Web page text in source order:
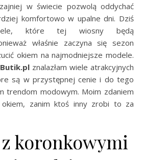
w świecie pozwolą oddychać
komfortowo w upalne dni. Dziś
które tej wiosny będą
właśnie zaczyna się sezon
okiem na najmodniejsze modele.
znalazłam wiele atrakcyjnych
są w przystępnej cenie i do tego
trendom modowym. Moim zdaniem
zanim ktoś inny zrobi to za
koronkowymi